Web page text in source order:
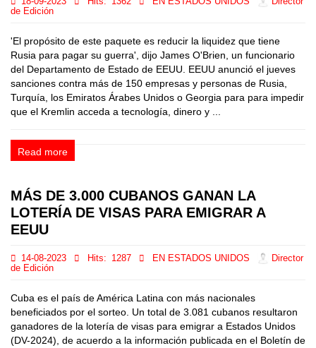
de Edición
'El propósito de este paquete es reducir la liquidez que tiene
Rusia para pagar su guerra', dijo James O'Brien, un funcionario
del Departamento de Estado de EEUU. EEUU anunció el jueves
sanciones contra más de 150 empresas y personas de Rusia,
Turquía, los Emiratos Árabes Unidos o Georgia para para impedir
que el Kremlin acceda a tecnología, dinero y ...
Read more
MÁS DE 3.000 CUBANOS GANAN LA
LOTERÍA DE VISAS PARA EMIGRAR A
EEUU
14-08-2023 Hits: 1287 EN ESTADOS UNIDOS
Director
de Edición
Cuba es el país de América Latina con más nacionales
beneficiados por el sorteo. Un total de 3.081 cubanos resultaron
ganadores de la lotería de visas para emigrar a Estados Unidos
(DV-2024), de acuerdo a la información publicada en el Boletín de